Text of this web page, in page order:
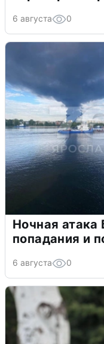
6 августа 0
Ночная
попадания и
6 августа 0